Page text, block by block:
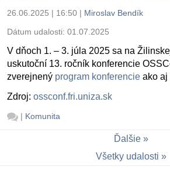
26.06.2025 | 16:50 | Miroslav Bendík
Dátum udalosti: 01.07.2025
V dňoch 1. – 3. júla 2025 sa na
uskutoční 13. ročník konferencie
zverejnený program konferencie ako aj
Zdroj: ossconf.fri.uniza.sk
| Komunita
Ďalšie
Všetky udalosti